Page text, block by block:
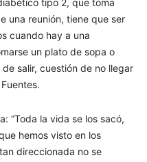
tipo 2, que toma
una reunión, tiene que ser
cuando hay a una
un plato de sopa o
salir, cuestión de no llegar
“Toda la vida se los sacó,
hemos visto en los
direccionada no se